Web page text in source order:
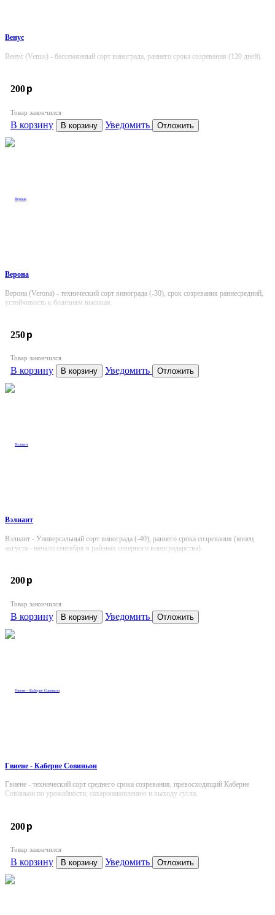
Венус
Венус (Venus) - бессемянный сорт винограда, раннего срока созревания (120 дней).
200p
Товар закончился
В корзину В корзину Уведомить Отложить
Верона
Верона (Verona) - технический сорт винограда (-30), срок созревания раннесредний,
устойчивость к болезням высокая.
250p
Товар закончился
В корзину В корзину Уведомить Отложить
Вэлиант
Вэлиант - Универсальный сорт винограда (-40), раннего срока созревания (конец
августа - начало сентября в районах северного виноградарства).
200p
Товар закончился
В корзину В корзину Уведомить Отложить
Гвиене - Каберне Совиньон
Гвиене - технический сорт среднего срока созревания, превосходящий Каберне
Совиньон по урожайности, сахаронакоплению и выходу сусла.
200p
Товар закончился
В корзину В корзину Уведомить Отложить